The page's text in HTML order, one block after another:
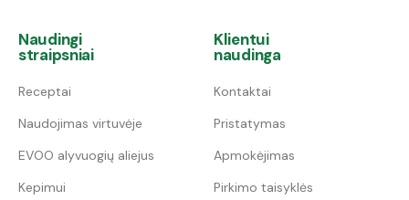
Naudingi
straipsniai
Receptai
Naudojimas virtuvėje
EVOO alyvuogių aliejus
Kepimui
Klientui
naudinga
Kontaktai
Pristatymas
Apmokėjimas
Pirkimo taisyklės